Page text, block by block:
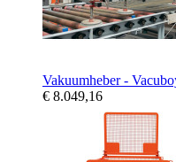
Vakuumheber -
€ 8.049,16